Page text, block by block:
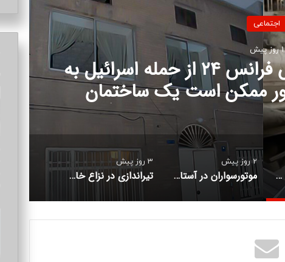
اجتماعی
2 روز پیش
یک تغییر بزرگ
صحنه دلخراش بود؛ گزارش فرانس ۲۴ از حمله اسرائیل به عبادتگاه یهودیان/«چطور ممکن است یک ساختمان کوچک در یک کوچه بن‌بست در تهران هدف قرار گرفته باشد»
2 روز پیش
موتورسواران در آستانه یک تغییر بزرگ
3 روز پیش
تیراندازی در نزاع خانوادگی/ شلیک به پای همسر